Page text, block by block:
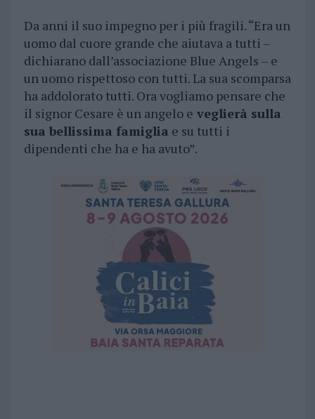
Da anni il suo impegno per i più fragili. “Era un
uomo dal cuore grande che aiutava a tutti –
dichiarano dall’associazione Blue Angels – e
un uomo rispettoso con tutti. La sua scomparsa
ha addolorato tutti. Ora vogliamo pensare che
il signor Cesare è un angelo e veglierà sulla
sua bellissima famiglia e su tutti i
dipendenti che ha e ha avuto”.